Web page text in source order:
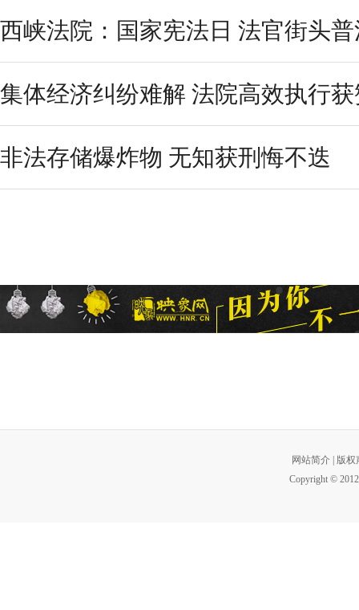
西峡法院：国家宪法日 法官街头
集体经济纠纷难解 法院高效执行
非法存储爆炸物 无知获刑悔不迭
网站简介
版权
Copyright ©